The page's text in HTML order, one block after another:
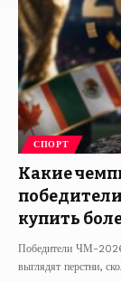
СПОРТ
Какие
купить
Победители ЧМ-2026
выглядят перстни,